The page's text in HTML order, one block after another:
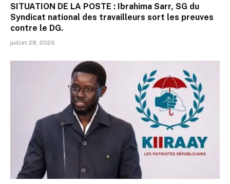
SITUATION DE LA POSTE : Ibrahima Sarr, SG du
Syndicat national des travailleurs sort les preuves
contre le DG.
juillet 28, 2026